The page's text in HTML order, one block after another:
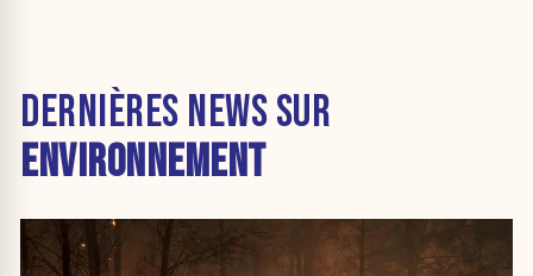
DERNIÈRES NEWS SUR
ENVIRONNEMENT